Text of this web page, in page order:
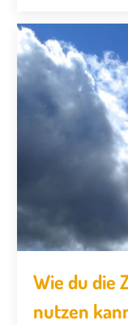
Wie du die
nutzen